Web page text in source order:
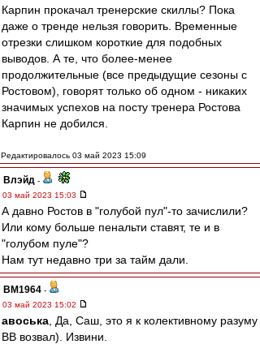
Карпин прокачал тренерские скиллы? Пока
даже о тренде нельзя говорить. Временные
отрезки слишком короткие для подобных
выводов. А те, что более-менее
продолжительные (все предыдущие сезоны с
Ростовом), говорят только об одном - никаких
значимых успехов на посту тренера Ростова
Карпин не добился.
Редактировалось 03 май 2023 15:09
Влэйд -
03 май 2023 15:03
А давно Ростов в "голубой пул"-то зачислили?
Или кому больше пенальти ставят, те и в
"голубом пуле"?
Нам тут недавно три за тайм дали.
BM1964 -
03 май 2023 15:02
авоська , Да, Саш, это я к колективному разуму
ВВ возвал). Извини.